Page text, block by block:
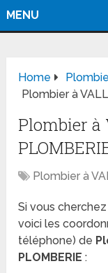
MENU
Home
Plombier à
Plombier à
Plombier à
Si vous
voici les
téléphone) de
PLOMBERIE: